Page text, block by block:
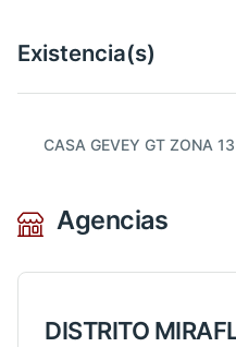
Existencia(s)
CASA GEVEY GT ZONA 13
Agencias
DISTRITO